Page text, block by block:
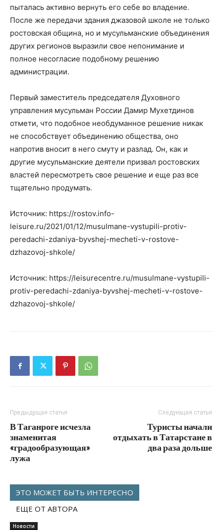
пыталась активно вернуть его себе во владение.
После же передачи здания джазовой школе не только
ростовская община, но и мусульманские объединения
других регионов выразили свое непонимание и
полное несогласие подобному решению
администрации.
Первый заместитель председателя Духовного
управления мусульман России Дамир Мухетдинов
отмети, что подобное необдуманное решение никак
не способствует объединению общества, оно
напротив вносит в него смуту и разлад. Он, как и
другие мусульманские деятели призвал ростовских
властей пересмотреть свое решение и еще раз все
тщательно продумать.
Источник: https://rostov.info-
leisure.ru/2021/01/12/musulmane-vystupili-protiv-
peredachi-zdaniya-byvshej-mecheti-v-rostove-
dzhazovoj-shkole/
Источник: https://leisurecentre.ru/musulmane-vystupili-
protiv-peredachi-zdaniya-byvshej-mecheti-v-rostove-
dzhazovoj-shkole/
Предыдущая статья
В Таганроге исчезла
знаменитая
«градообразующая»
лужа
Следующая статья
Туристы начали
отдыхать в Татарстане в
два раза дольше
ЭТО МОЖЕТ БЫТЬ ИНТЕРЕСНО
ЕЩЕ ОТ АВТОРА
Новости